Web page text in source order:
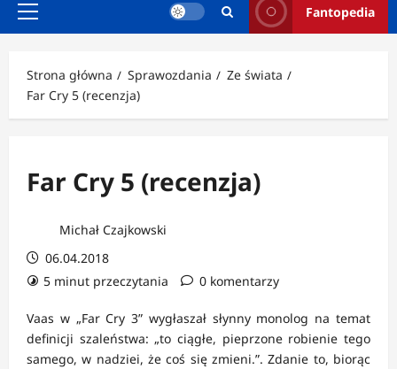
Menu
Fantopedia
Strona główna Sprawozdania
Ze świata
Far Cry 5 (recenzja)
Far Cry 5 (recenzja)
Michał Czajkowski
06.04.2018
5 minut przeczytania
0 komentarzy
Vaas w „Far Cry 3” wygłaszał słynny monolog na temat
definicji szaleństwa: „to ciągłe, pieprzone robienie tego
samego, w nadziei, że coś się zmieni.”. Zdanie to, biorąc